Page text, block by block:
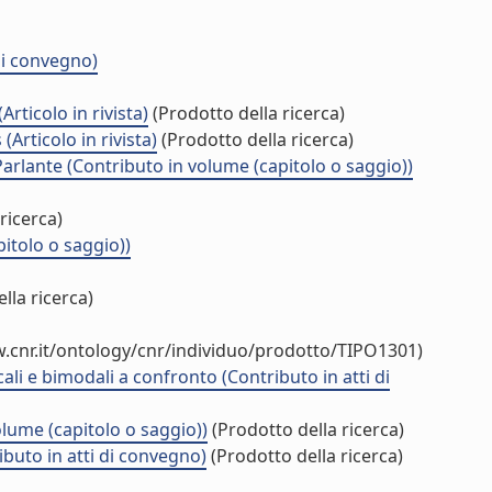
convegno)
in rivista)(Prodotto della ricerca)
in rivista)(Prodotto della ricerca)
(Contributo in volume (capitolo o saggio))
o saggio))
ricerca)
ontology/cnr/individuo/prodotto/TIPO1301)
e bimodali a confronto (Contributo in atti di
(capitolo o saggio))(Prodotto della ricerca)
in atti di convegno)(Prodotto della ricerca)